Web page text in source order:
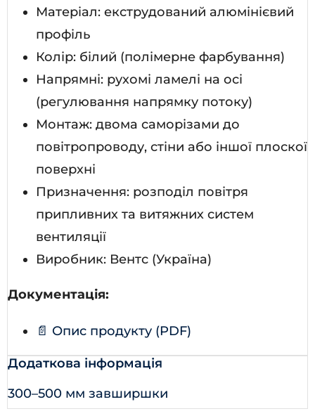
Матеріал: екструдований алюмінієвий
профіль
Колір: білий (полімерне фарбування)
Напрямні: рухомі ламелі на осі
(регулювання напрямку потоку)
Монтаж: двома саморізами до
повітропроводу, стіни або іншої плоскої
поверхні
Призначення: розподіл повітря
припливних та витяжних систем
вентиляції
Виробник: Вентс (Україна)
Документація:
📄 Опис продукту (PDF)
Додаткова інформація
300–500 мм завширшки